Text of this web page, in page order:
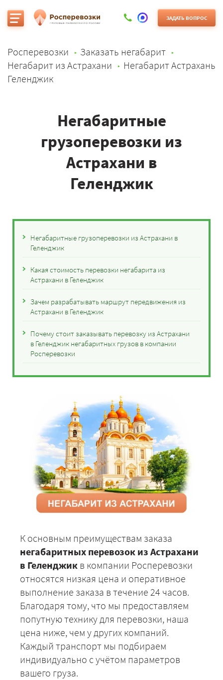
ЗАДАТЬ ВОПРОС
Росперевозки
Заказать негабарит
Негабарит из Астрахани
Негабарит Астрахань
Геленджик
Негабаритные
грузоперевозки из
Астрахани в
Геленджик
Негабаритные грузоперевозки из Астрахани в
Геленджик
Какая стоимость перевозки негабарита из
Астрахани в Геленджик
Зачем разрабатывать маршрут передвижения из
Астрахани в Геленджик
Почему стоит заказывать перевозку из Астрахани
в Геленджик негабаритных грузов в компании
Росперевозки
К основным преимуществам заказа
негабаритных перевозок из Астрахани
в Геленджик в компании Росперевозки
относятся низкая цена и оперативное
выполнение заказа в течение 24 часов.
Благодаря тому, что мы предоставляем
попутную технику для перевозки, наша
цена ниже, чем у других компаний.
Каждый транспорт мы подбираем
индивидуально с учётом параметров
вашего груза.